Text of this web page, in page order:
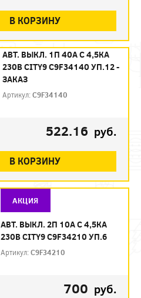
В КОРЗИНУ
АВТ. ВЫКЛ. 1П 40А С 4,5КА
230В CITY9 C9F34140 УП.12 -
ЗАКАЗ
Артикул:C9F34140
522.16 руб.
В КОРЗИНУ
АКЦИЯ
АВТ. ВЫКЛ. 2П 10А С 4,5КА
230В CITY9 C9F34210 УП.6
Артикул:C9F34210
700 руб.